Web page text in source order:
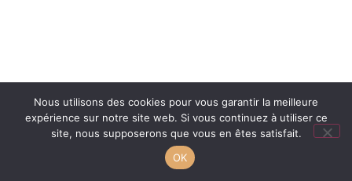
Nous utilisons des cookies pour vous garantir la meilleure
expérience sur notre site web. Si vous continuez à utiliser ce
site, nous supposerons que vous en êtes satisfait.
OK